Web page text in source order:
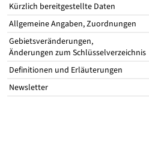
Kürzlich bereitgestellte Daten
Allgemeine Angaben, Zuordnungen
Gebietsveränderungen,
Änderungen zum Schlüsselverzeichnis
Definitionen und Erläuterungen
Newsletter